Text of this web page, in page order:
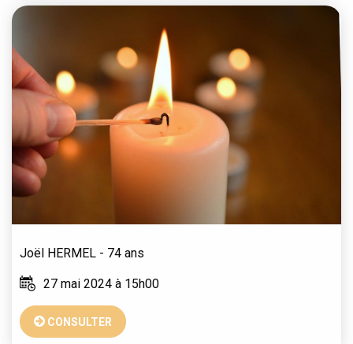
Joël HERMEL - 74 ans
27 mai 2024 à 15h00
CONSULTER